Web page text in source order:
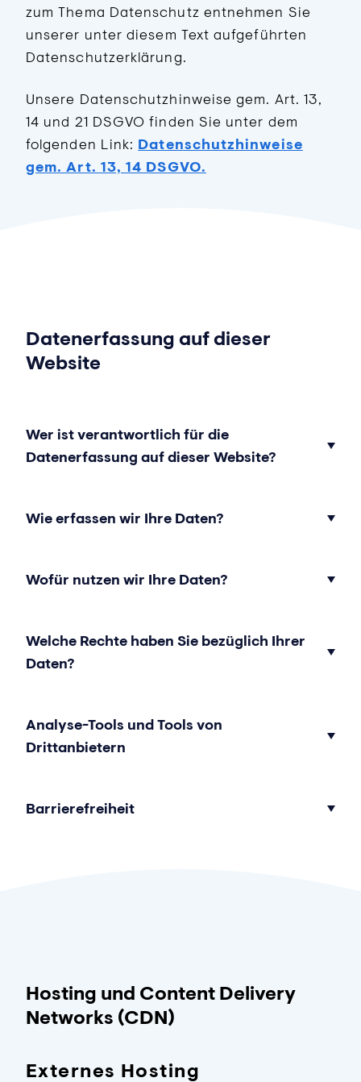
zum Thema Datenschutz entnehmen Sie
unserer unter diesem Text aufgeführten
Datenschutzerklärung.
Unsere Datenschutzhinweise gem. Art. 13,
14 und 21 DSGVO finden Sie unter dem
folgenden Link: Datenschutzhinweise
gem. Art. 13, 14 DSGVO.
Datenerfassung auf dieser
Website
Wer ist verantwortlich für die
Datenerfassung auf dieser Website?
Wie erfassen wir Ihre Daten?
Wofür nutzen wir Ihre Daten?
Welche Rechte haben Sie bezüglich Ihrer
Daten?
Analyse-Tools und Tools von
Drittanbietern
Barrierefreiheit
Hosting und Content Delivery
Networks (CDN)
Externes Hosting